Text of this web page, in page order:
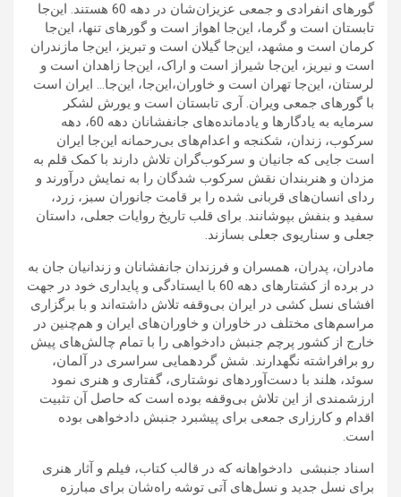
گورهای انفرادی و جمعی عزیزان‌شان در دهه 60 هستند. این‌جا
تابستان است و گرما، این‌جا اهواز است و گورهای تنها، این‌جا
کرمان است و مشهد، این‌جا گیلان است و تبریز، این‌جا مازندران
است و نیریز، این‌جا شیراز است و اراک، این‌جا زاهدان است و
لرستان، این‌جا تهران است و خاوران،این‌جا، این‌جا… ایران است
با گورهای جمعی ویران. آری تابستان است و یورش لشکر
سرمایه به یادگارها و یادمانده‌های جانفشانان دهه 60، دهه
سرکوب، زندان، شکنجه و اعدام‌های بی‌رحمانه این‌جا ایران
است جایی که جانیان و سرکوب‌گران تلاش دارند با کمک قلم به
مزدان و هنربندان نقش سرکوب شدگان را به نمایش درآورند و
ردای انسان‌های قربانی شده را بر قامت جانوران سبز، زرد،
سفید و بنفش بپوشانند. برای قلب تاریخ روایات جعلی، داستان
جعلی و سناریوی جعلی بسازند.
مادران، پدران، همسران و فرزندان جانفشانان و زندانیان جان به
در برده از کشتارهای دهه 60 با ایستادگی و پایداری خود در جهت
افشای نسل کشی در ایران بی‌وقفه تلاش داشته‌اند و با برگزاری
مراسم‌های مختلف در خاوران و خاوران‌های ایران و هم‌چنین در
خارج از کشور پرچم جنبش دادخواهی را با تمام چالش‌های پیش
رو برافراشته نگهدارند. شش گردهمایی سراسری در آلمان،
سوئد، هلند با دست‌آوردهای نوشتاری، گفتاری و هنری نمود
ارزشمندی از این تلاش بی‌وقفه بوده است که حاصل آن تثبیت
اقدام و کارزاری جمعی برای پیشبرد جنبش دادخواهی بوده
است.
اسناد جنبشی دادخواهانه که در قالب کتاب، فیلم و آثار هنری
برای نسل جدید و نسل‌های آتی توشه راه‌شان برای مبارزه